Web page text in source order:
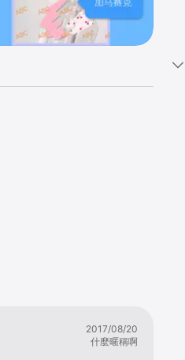
2017/08/20
什麼暱稱啊